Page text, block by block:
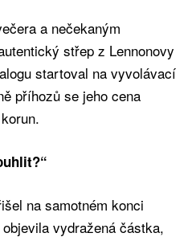
a nečekaným
střep z Lennonovy
startoval na vyvolávací
příhozů se jeho cena
na samotném konci
vydražená částka,